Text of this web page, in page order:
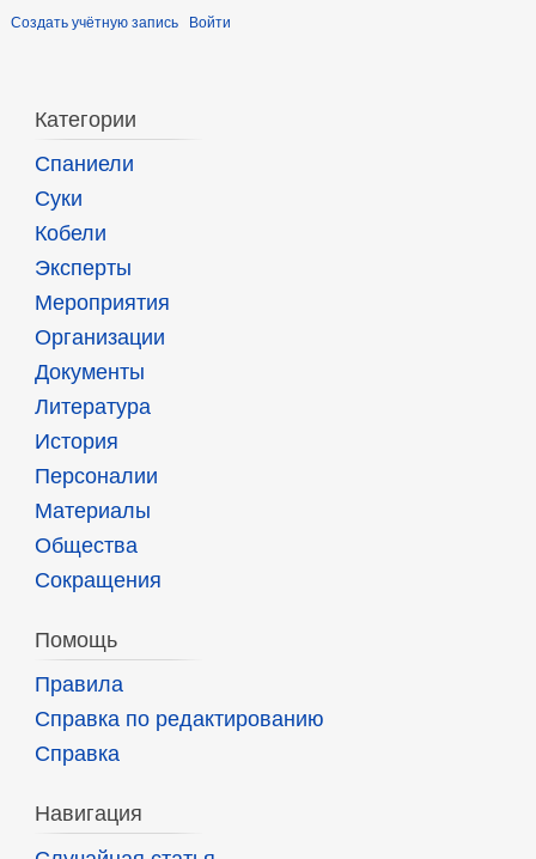
Создать учётную запись Войти
Категории
Спаниели
Суки
Кобели
Эксперты
Мероприятия
Организации
Документы
Литература
История
Персоналии
Материалы
Общества
Сокращения
Помощь
Правила
Справка по редактированию
Справка
Навигация